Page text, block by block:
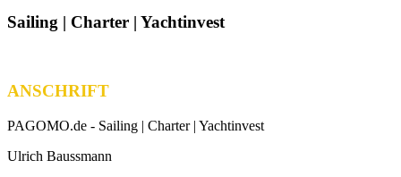
Sailing | Charter | Yachtinvest
ANSCHRIFT
PAGOMO.de - Sailing | Charter | Yachtinvest
Ulrich Baussmann